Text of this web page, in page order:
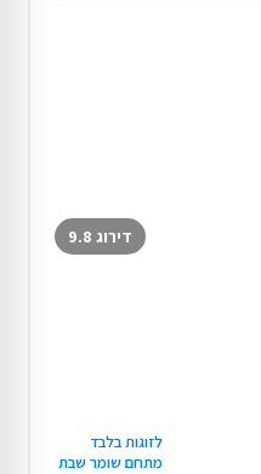
דירוג 9.8
לזוגות בלבד
מתחם שומר שבת